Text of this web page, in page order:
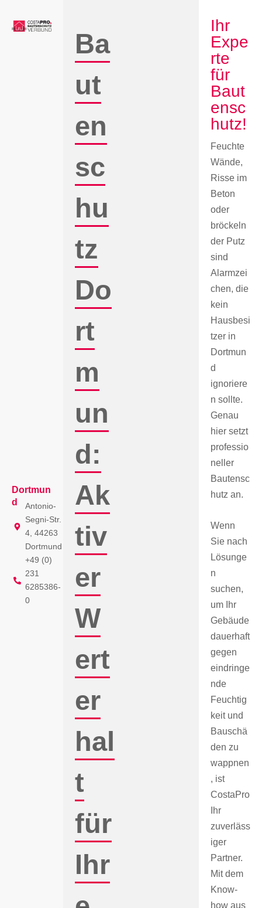
Inhalt
Dortmun
d
Antonio-
Segni-Str.
4, 44263
Dortmund
+49 (0)
231
6285386-
0
Ba
ut
en
sc
hu
tz
Do
rt
m
un
d:
Ak
tiv
er
W
ert
er
hal
t
für
Ihr
Ihr
Expe
rte
für
Baut
ensc
hutz!
Feuchte
Wände,
Risse im
Beton
oder
bröckeln
der Putz
sind
Alarmzei
chen, die
kein
Hausbesi
tzer in
Dortmun
d
ignoriere
n sollte.
Genau
hier setzt
professio
neller
Bautensc
hutz an.
Wenn
Sie nach
Lösunge
n
suchen,
um Ihr
Gebäude
dauerhaft
gegen
eindringe
nde
Feuchtig
keit und
Bauschä
den zu
wappnen
, ist
CostaPro
Ihr
zuverläss
iger
Partner.
Mit dem
Know-
how aus